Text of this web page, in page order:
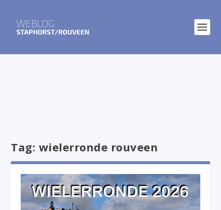
Tag: wielerronde rouveen